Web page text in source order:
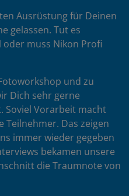
Ausrüstung für Deinen
gelassen. Tut es
muss Nikon Profi
und zu
Dich sehr gerne
Soviel Vorarbeit macht
Das zeigen
immer wieder gegeben
bekamen unsere
die Traumnote von